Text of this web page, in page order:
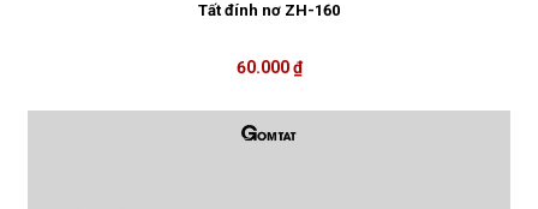
Tất đính nơ ZH-160
60.000 ₫